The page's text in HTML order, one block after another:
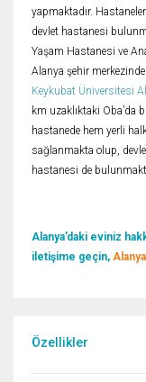
yapmaktadır.
devlet hastanesi
Yaşam Hastanesi ve
Alanya şehir
Keykubat Üniversitesi
km uzaklıktaki Oba’da
hastanede hem yerli
sağlanmakta olup,
hastanesi de
Alanya’daki eviniz
iletişime geçin,
Özellikler